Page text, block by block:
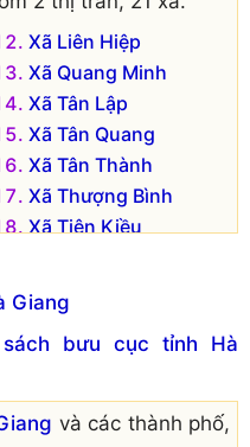
Xã Liên Hiệp
Xã Quang Minh
Xã Tân Lập
Xã Tân Quang
Xã Tân Thành
Xã Thượng Bình
Xã Tiên Kiều
Xã Việt Vinh
Xã Vĩnh Hảo
Xã Vĩnh Phúc
Giang
bưu cục tỉnh Hà
và các thành phố,